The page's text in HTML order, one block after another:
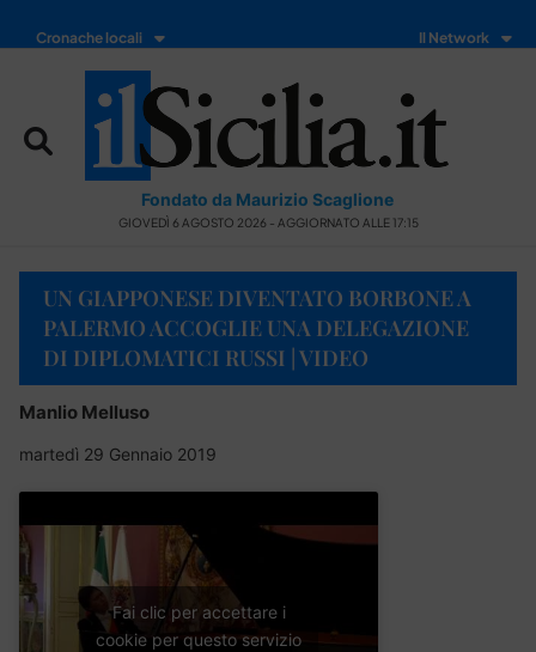
Cronache locali Il Network
Fondato da Maurizio Scaglione
GIOVEDÌ 6 AGOSTO 2026 - AGGIORNATO ALLE 17:15
UN GIAPPONESE DIVENTATO BORBONE A
PALERMO ACCOGLIE UNA DELEGAZIONE
DI DIPLOMATICI RUSSI | VIDEO
Manlio Melluso
martedì 29 Gennaio 2019
Fai clic per accettare i
cookie per questo servizio